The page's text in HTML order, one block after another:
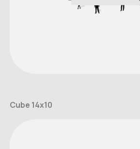
Cube 14x10